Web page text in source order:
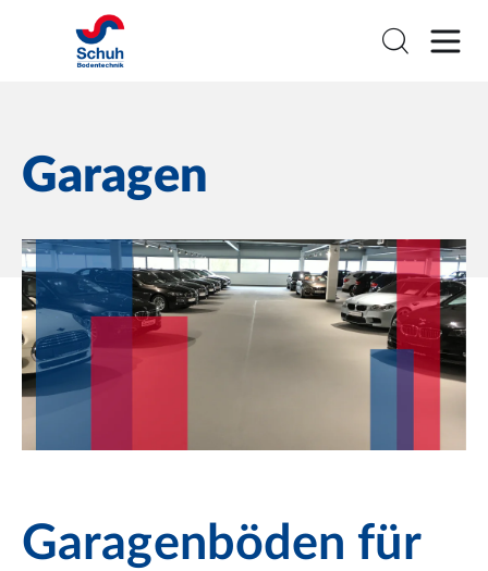
Garagen
Garagenböden für